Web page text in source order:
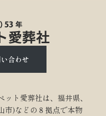
合わせ
ト愛葬社は、福井県、
市)などの８拠点で本物